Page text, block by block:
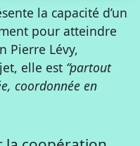
la capacité d’un
pour atteindre
Pierre Lévy,
elle est “partout
coordonnée en